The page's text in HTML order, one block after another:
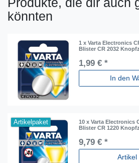
könnten
1 x Varta Electronics
Blister CR 2032
1,99 € *
In den
Artikelpaket
10 x Varta Electronics
Blister CR 1220
9,79 € *
Artikel